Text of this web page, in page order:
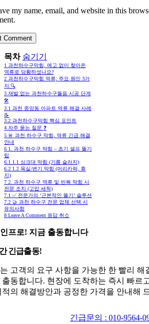
my name, email, and website in this
목차 숨기기
1 과천하수구막힘, 예고 없이 찾아온
역류로 당황하셨나요?
2 과천하수구막힘 역류, 주요 원인 3가
지 🔍
3 재발 없는 과천하수구뚫음 시공 단계
🛠️
3.1 과천 중앙동 아파트 역류 해결 사례
📝
3.2 과천하수구막힘 핵심 포인트
4 자주 묻는 질문 ❓
5 🚨 과천 하수구 막힘, 역류 긴급 해결
안내
6 1. 과천 하수구 막힘 – 초기 셀프 뚫기
팁
6.1 1.1 싱크대 막힘 (기름 슬러지)
6.2 1.2 욕실/변기 막힘 (머리카락, 휴
지)
7 2. 과천 하수구 역류 및 반복 막힘 시
전문 조치 (고압 세척)
7.1 ✅ 전문가의 ‘근본적인 뚫기’ 솔루션
7.2 🤝 과천 하수구 전문 업체 선택 시
유의사항
8 Leave A Comment 응답 취소
프로! 지금 출동합니다
긴급출동!
고객의 요구 사항을 가능한 한 빨리 해
출동합니다. 현장에 도착하는 즉시 빠르
적의 해결방안과 공정한 가격을 안내해
긴급문의 : 010-9564-